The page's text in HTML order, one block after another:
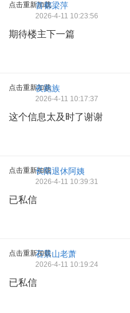
点击重新加载首都梁萍
2026-4-11 10:23:56
期待楼主下一篇
点击重新加载
夜跑族
2026-4-11 10:17:37
这个信息太及时了谢谢
点击重新加载长阳退休阿姨
2026-4-11 10:39:31
已私信
点击重新加载石景山老萧
2026-4-11 10:19:24
已私信